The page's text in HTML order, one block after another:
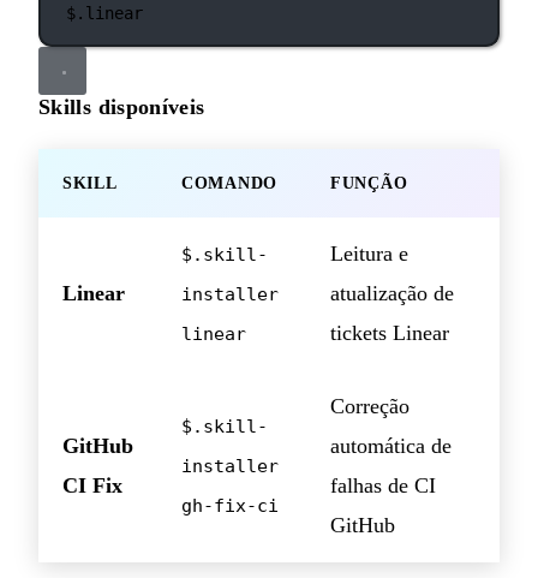
$.linear
Skills disponíveis
SKILL COMANDO FUNÇÃO
Linear
$.skill-
installer
linear
Leitura e
atualização de
tickets Linear
GitHub
CI Fix
$.skill-
installer
gh-fix-ci
Correção
automática de
falhas de CI
GitHub